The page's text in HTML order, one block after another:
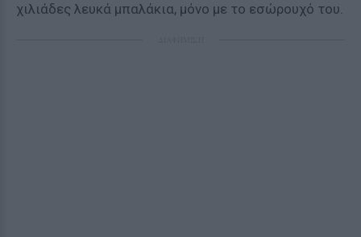
χιλιάδες λευκά μπαλάκια, μόνο με το εσώρουχό του.